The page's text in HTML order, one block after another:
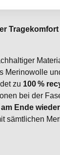
Merinowolle
zu 100 %
bei der
Ende
sämtlichen